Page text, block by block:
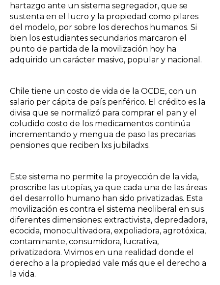
hartazgo ante un sistema segregador, que se
sustenta en el lucro y la propiedad como pilares
del modelo, por sobre los derechos humanos. Si
bien los estudiantes secundarios marcaron el
punto de partida de la movilización hoy ha
adquirido un carácter masivo, popular y nacional.
Chile tiene un costo de vida de la OCDE, con un
salario per cápita de país periférico. El crédito es la
divisa que se normalizó para comprar el pan y el
coludido costo de los medicamentos continúa
incrementando y mengua de paso las precarias
pensiones que reciben lxs jubiladxs.
Este sistema no permite la proyección de la vida,
proscribe las utopías, ya que cada una de las áreas
del desarrollo humano han sido privatizadas. Esta
movilización es contra el sistema neoliberal en sus
diferentes dimensiones: extractivista, depredadora,
ecocida, monocultivadora, expoliadora, agrotóxica,
contaminante, consumidora, lucrativa,
privatizadora. Vivimos en una realidad donde el
derecho a la propiedad vale más que el derecho a
la vida.